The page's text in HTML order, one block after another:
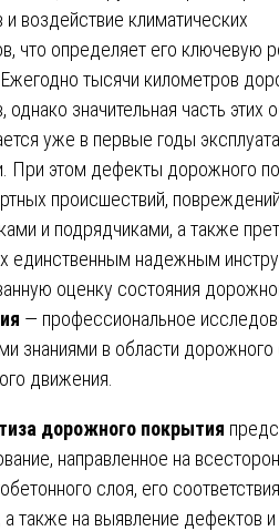
и воздействие климатических
что определяет его ключевую
тысячи километров
однако значительная часть
уже в первые годы
При этом дефекты дорожного
происшествий,
и подрядчиками, а также
единственным надежным
оценку состояния
— профессиональное
знаниями в области
движения.
дорожного покрытия
направленное на
слоя, его
также на выявление дефектов